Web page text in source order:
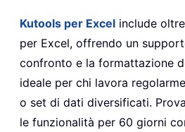
Kutools per Excel include
per Excel, offrendo un
confronto e la formattazione
ideale per chi lavora
o set di dati diversificati.
le funzionalità per 60 giorni